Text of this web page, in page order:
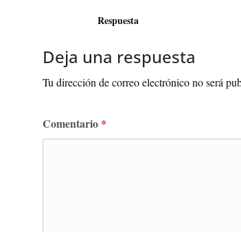
Respuesta
Deja una respuesta
Tu dirección de correo electrónico no será
Comentario *